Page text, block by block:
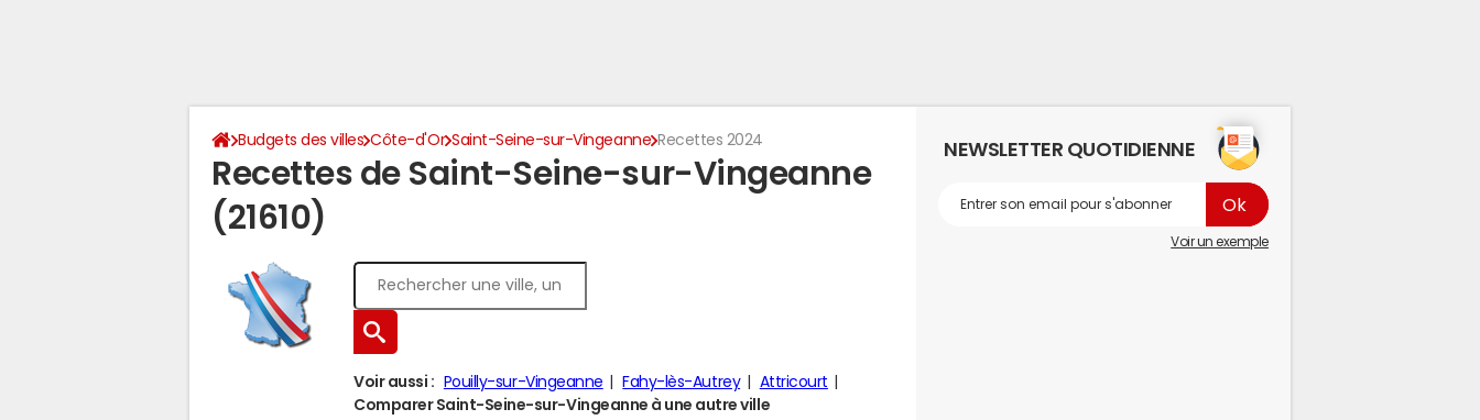
Budgets des villes Côte-d'Or Saint-Seine-sur-Vingeanne Recettes 2024
Recettes de Saint-Seine-sur-Vingeanne
(21610)
Voir aussi : Pouilly-sur-Vingeanne Fahy-lès-Autrey
Attricourt
Comparer Saint-Seine-sur-Vingeanne à une autre ville
NEWSLETTER QUOTIDIENNE
Voir un exemple